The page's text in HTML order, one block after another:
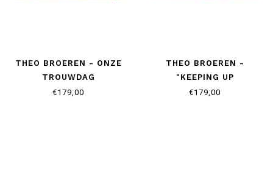
THEO BROEREN - ONZE
TROUWDAG
€179,00
THEO BROEREN -
"KEEPING UP
APPEARANCES" AAN DE
€179,00